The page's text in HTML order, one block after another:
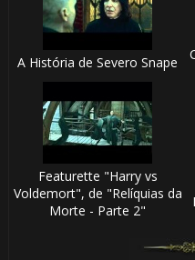
A História de Severo Snape
Featurette "Harry vs
Voldemort", de "Relíquias da
Morte - Parte 2"